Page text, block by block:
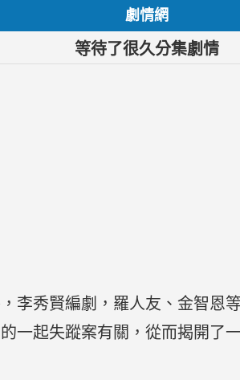
劇情網
等待了很久分集劇情
李秀賢編劇，羅人友、金智恩
一起失蹤案有關，從而揭開了